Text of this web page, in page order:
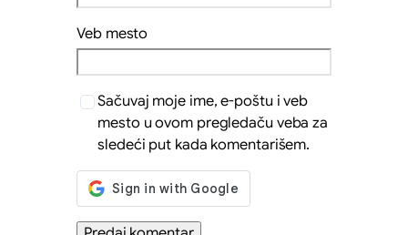
Veb mesto
Sačuvaj moje ime, e-poštu i veb
mesto u ovom pregledaču veba za
sledeći put kada komentarišem.